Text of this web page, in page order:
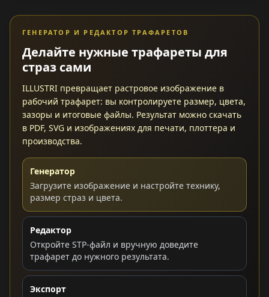
ГЕНЕРАТОР И РЕДАКТОР ТРАФАРЕТОВ
Делайте нужные трафареты для
страз сами
ILLUSTRI превращает растровое изображение в
рабочий трафарет: вы контролируете размер, цвета,
зазоры и итоговые файлы. Результат можно скачать
в PDF, SVG и изображениях для печати, плоттера и
производства.
Генератор
Загрузите изображение и настройте технику,
размер страз и цвета.
Редактор
Откройте STP-файл и вручную доведите
трафарет до нужного результата.
Экспорт